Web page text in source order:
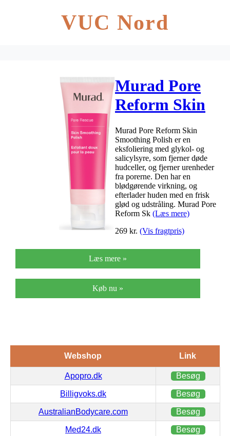
VUC Nord
Murad Pore
Reform Skin
Smoothing
Polish 100 ml
Murad Pore Reform Skin
Smoothing Polish er en
eksfoliering med glykol- og
salicylsyre, som fjerner døde
hudceller, og fjerner urenheder
fra porerne. Den har en
blødgørende virkning, og
efterlader huden med en frisk
glød og udstråling. Murad Pore
Reform Sk (Læs mere)
269 kr. (Vis fragtpris)
Læs mere »
Køb nu »
Webshop Link
Apopro.dk Besøg
Billigvoks.dk Besøg
AustralianBodycare.com Besøg
Med24.dk Besøg